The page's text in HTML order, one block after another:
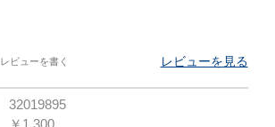
レビューを書く レビューを見る
32019895
￥1,300